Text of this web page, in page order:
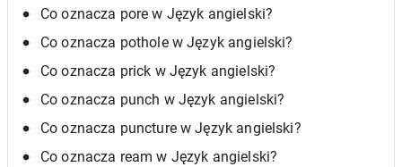
Co oznacza pore w Język angielski?
Co oznacza pothole w Język angielski?
Co oznacza prick w Język angielski?
Co oznacza punch w Język angielski?
Co oznacza puncture w Język angielski?
Co oznacza ream w Język angielski?